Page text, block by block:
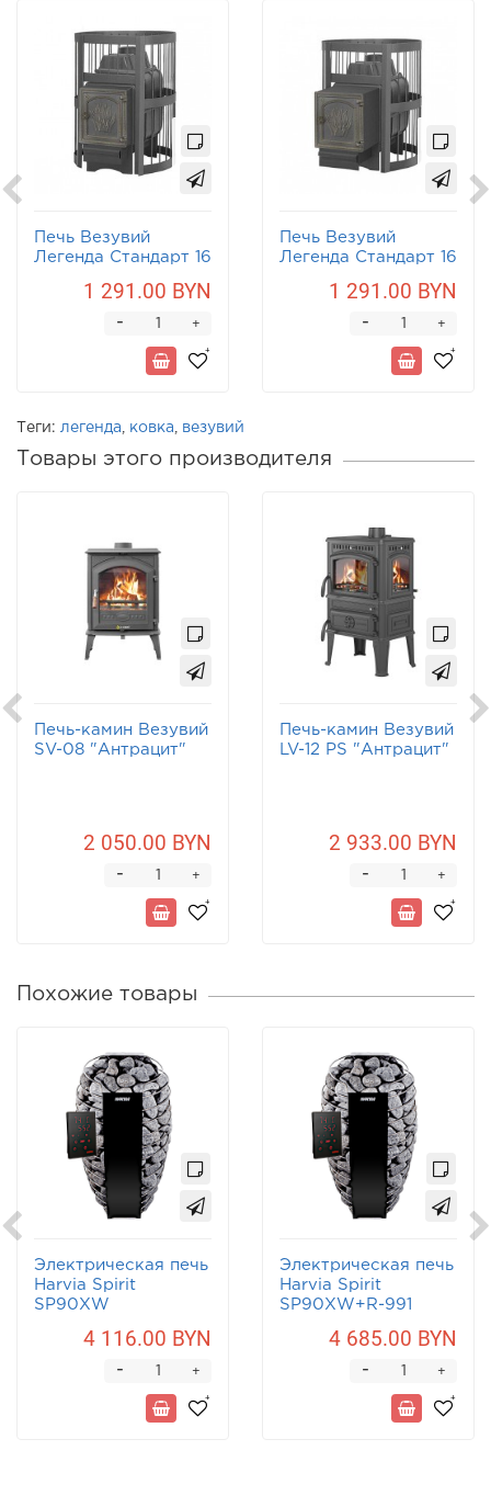
Печь Везувий
Легенда Стандарт 16
1 291.00 BYN
+
-
Печь Везувий
Легенда Стандарт 16
1 291.00 BYN
+
-
Теги: легенда ковка везувий
Товары этого производителя
Печь-камин Везувий
SV-08 "Антрацит"
2 050.00 BYN
+
-
Печь-камин Везувий
LV-12 PS "Антрацит"
2 933.00 BYN
+
-
Похожие товары
Электрическая печь
Harvia Spirit
SP90XW
4 116.00 BYN
+
-
Электрическая печь
Harvia Spirit
SP90XW+R-991
4 685.00 BYN
+
-